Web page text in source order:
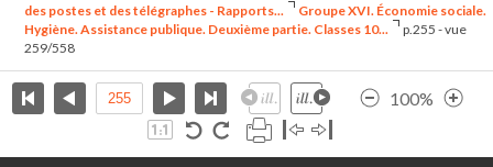
des postes et des télégraphes - Rapports...
Groupe XVI. Économie sociale.
Hygiène. Assistance publique. Deuxième partie. Classes 10...
p.255 - vue
259/558
100%